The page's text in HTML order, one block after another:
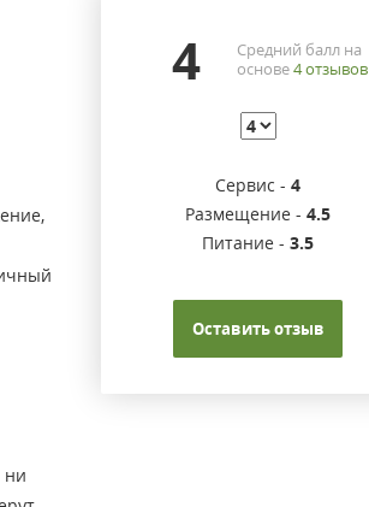
ни
4
Средний балл на
основе4отзывов
Сервис -4
Размещение -4.5
Питание -3.5
Оставить отзыв